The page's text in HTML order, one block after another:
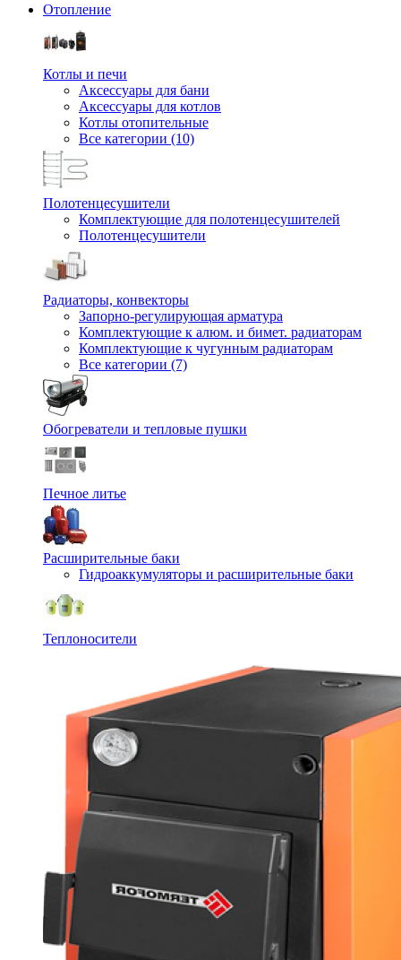
Отопление
Котлы и печи
Аксессуары для бани
Аксессуары для котлов
Котлы отопительные
Все категории (10)
Полотенцесушители
Комплектующие для полотенцесушителей
Полотенцесушители
Радиаторы, конвекторы
Запорно-регулирующая арматура
Комплектующие к алюм. и бимет. радиаторам
Комплектующие к чугунным радиаторам
Все категории (7)
Обогреватели и тепловые пушки
Печное литье
Расширительные баки
Гидроаккумуляторы и расширительные баки
Теплоносители